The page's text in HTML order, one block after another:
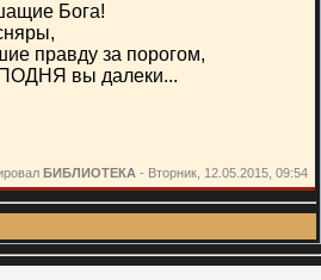
Бога!
правду за порогом,
вы далеки...
БИБЛИОТЕКА - Вторник, 12.05.2015, 09:54